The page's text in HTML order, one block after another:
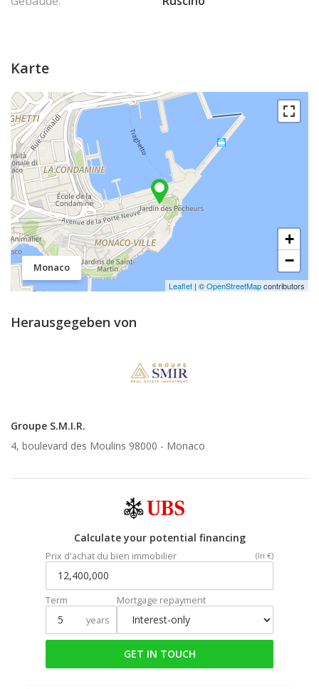
Karte
Monaco
+
−
Leaflet | ©OpenStreetMapcontributors
Herausgegeben von
Groupe S.M.I.R.
4, boulevard des Moulins 98000 - Monaco
Calculate your potential financing
Prix d'achat du bien immobilier (In €)
Term
years
Mortgage repayment
GET IN TOUCH